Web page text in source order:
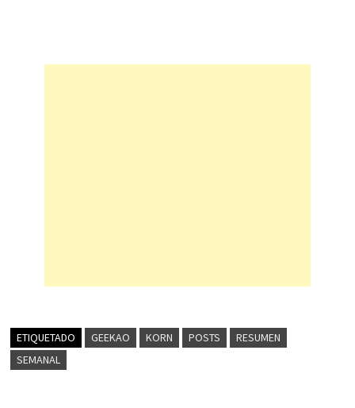
ETIQUETADO GEEKAO KORN POSTS
RESUMEN
SEMANAL